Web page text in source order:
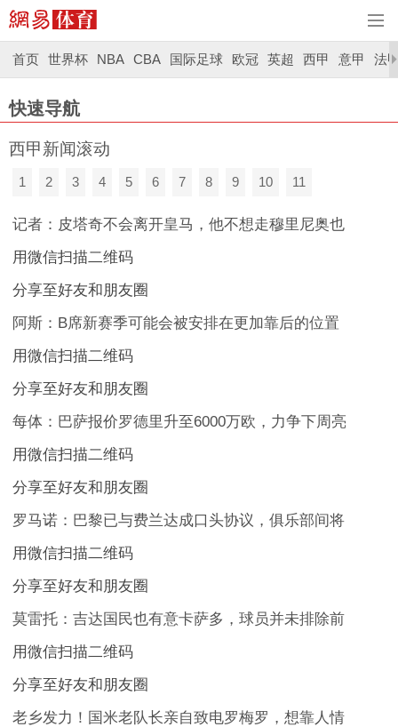
首页 世界杯 NBA CBA 国际足球 欧冠 英超 西甲 意甲 法
快速导航
西甲新闻滚动
1 2 3 4 5 6 7 8 9 10 11
记者：皮塔奇不会离开皇马，他不想走穆里尼奥也
用微信扫描二维码
分享至好友和朋友圈
阿斯：B席新赛季可能会被安排在更加靠后的位置
用微信扫描二维码
分享至好友和朋友圈
每体：巴萨报价罗德里升至6000万欧，力争下周亮
用微信扫描二维码
分享至好友和朋友圈
罗马诺：巴黎已与费兰达成口头协议，俱乐部间将
用微信扫描二维码
分享至好友和朋友圈
莫雷托：吉达国民也有意卡萨多，球员并未排除前
用微信扫描二维码
分享至好友和朋友圈
老乡发力！国米老队长亲自致电罗梅罗，想靠人情